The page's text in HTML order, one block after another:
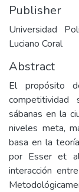
Publisher
Universidad
Luciano Coral
Abstract
El propósito
sábanas en la
niveles meta,
basa en la
por Esser et
interacción